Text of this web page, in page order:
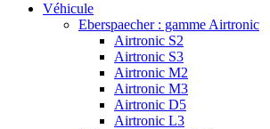
Véhicule
Eberspaecher : gamme Airtronic
Airtronic S2
Airtronic S3
Airtronic M2
Airtronic M3
Airtronic D5
Airtronic L3